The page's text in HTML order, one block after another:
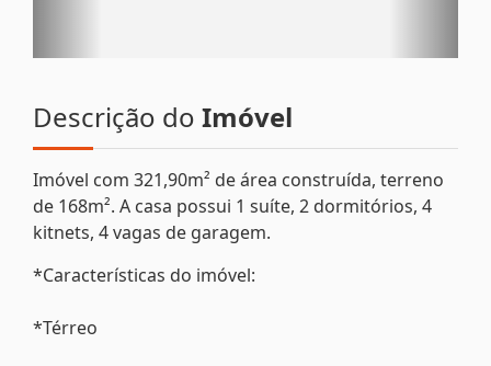
Descrição do Imóvel
Imóvel com 321,90m² de área construída, terreno
de 168m². A casa possui 1 suíte, 2 dormitórios, 4
kitnets, 4 vagas de garagem.
*Características do imóvel:
*Térreo